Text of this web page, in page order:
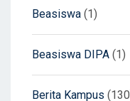
Beasiswa (1)
Beasiswa DIPA (1)
Berita Kampus